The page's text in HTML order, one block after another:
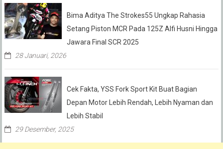
Bima Aditya The Strokes55 Ungkap Rahasia
Setang Piston MCR Pada 125Z Alfi Husni Hingga
Jawara Final SCR 2025
28 Januari, 2026
Cek Fakta, YSS Fork Sport Kit Buat Bagian
Depan Motor Lebih Rendah, Lebih Nyaman dan
Lebih Stabil
29 Desember, 2025